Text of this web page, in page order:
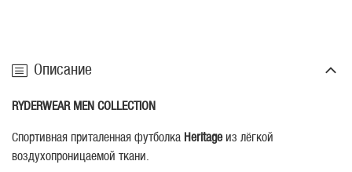
Описание
RYDERWEAR MEN COLLECTION
Спортивная приталенная футболка Heritageиз лёгкой
воздухопроницаемой ткани.